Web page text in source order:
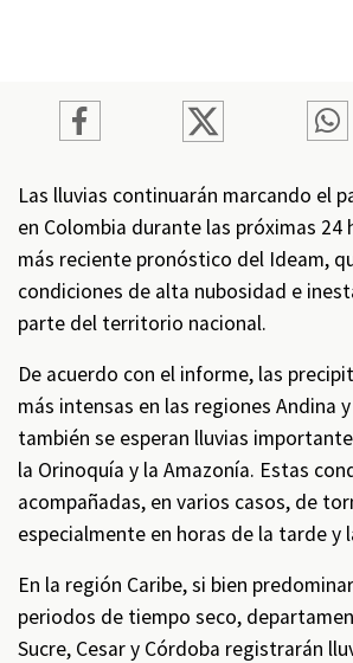
Las lluvias continuarán marcando el
en Colombia durante las próximas 24
más reciente pronóstico del Ideam,
condiciones de alta nubosidad e
parte del territorio nacional.
De acuerdo con el informe, las
más intensas en las regiones Andina
también se esperan lluvias
la Orinoquía y la Amazonía. Estas
acompañadas, en varios casos, de
especialmente en horas de la tarde y
En la región Caribe, si bien
periodos de tiempo seco,
Sucre, Cesar y Córdoba registrarán